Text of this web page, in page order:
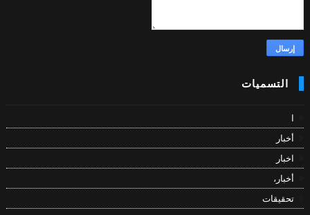
التسميات
أخبار
اخبار
أخبار،
تحقيقات